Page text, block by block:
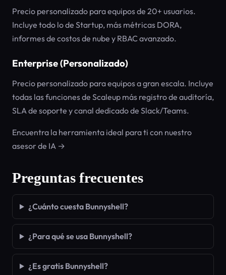
Precio personalizado para equipos de 20+ usuarios.
Incluye todo lo de Startup, más métricas DORA,
informes de costos de nube y RBAC avanzado.
Enterprise (Personalizado)
Precio personalizado para equipos a gran escala. Incluye
todas las funciones de Scaleup más registro de auditoría,
SLA de soporte y canal dedicado de Slack/Teams.
Encuentra la herramienta ideal para ti con nuestro
asesor de IA →
Preguntas frecuentes
¿Cuánto cuesta Bunnyshell?
¿Para qué se usa Bunnyshell?
¿Es gratis Bunnyshell?